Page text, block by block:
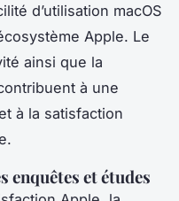
d’utilisation macOS
Apple. Le
ainsi que la
à une
à la satisfaction
enquêtes et études